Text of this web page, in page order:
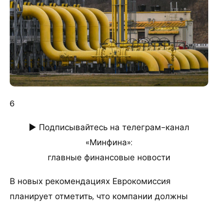
6
► Подписывайтесь на телеграм-канал
«Минфина»:
главные финансовые новости
В новых рекомендациях Еврокомиссия
планирует отметить, что компании должны